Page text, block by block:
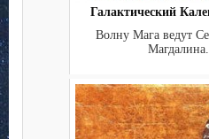
Галактический
Волну Мага ведут